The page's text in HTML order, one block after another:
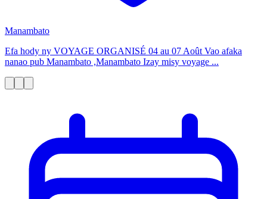
Manambato
Efa hody ny VOYAGE ORGANISÉ 04 au 07 Août Vao afaka
nanao pub Manambato ,Manambato Izay misy voyage ...